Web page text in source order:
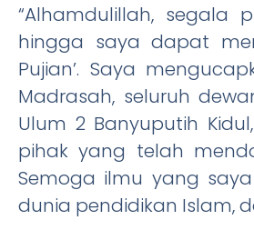
“Alhamdulillah, segala
hingga saya dapat
Pujian’. Saya
Madrasah, seluruh
Ulum 2 Banyuputih
pihak yang telah
Semoga ilmu yang
dunia pendidikan Islam,